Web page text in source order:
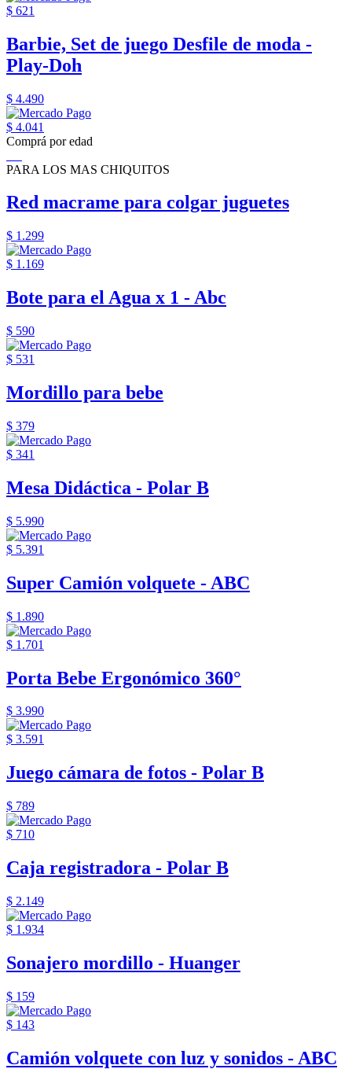
$ 621
Barbie, Set de juego Desfile de moda -
Play-Doh
$ 4.490
$ 4.041
Comprá por edad
PARA LOS MAS CHIQUITOS
Red macrame para colgar juguetes
$ 1.299
$ 1.169
Bote para el Agua x 1 - Abc
$ 590
$ 531
Mordillo para bebe
$ 379
$ 341
Mesa Didáctica - Polar B
$ 5.990
$ 5.391
Super Camión volquete - ABC
$ 1.890
$ 1.701
Porta Bebe Ergonómico 360°
$ 3.990
$ 3.591
Juego cámara de fotos - Polar B
$ 789
$ 710
Caja registradora - Polar B
$ 2.149
$ 1.934
Sonajero mordillo - Huanger
$ 159
$ 143
Camión volquete con luz y sonidos - ABC